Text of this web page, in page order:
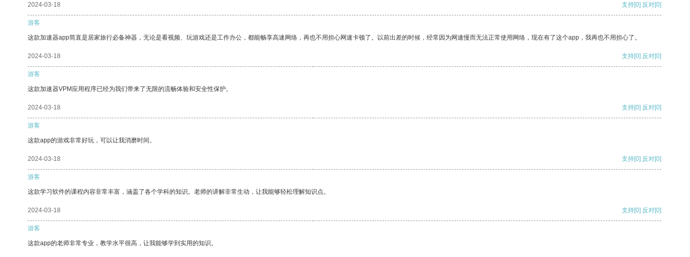
2024-03-18 支持[0] 反对[0]
游客
这款加速器app简直是居家旅行必备神器，无论是看视频、玩游戏还是工作办公，都能畅享高速网络，再也不用担心网速卡顿了。以前出差的时候，经常因为网速慢而无法正常使用网络，现在有了这个app，我再也不用担心了。
2024-03-18 支持[0] 反对[0]
游客
这款加速器VPM应用程序已经为我们带来了无限的流畅体验和安全性保护。
2024-03-18 支持[0] 反对[0]
游客
这款app的游戏非常好玩，可以让我消磨时间。
2024-03-18 支持[0] 反对[0]
游客
这款学习软件的课程内容非常丰富，涵盖了各个学科的知识。老师的讲解非常生动，让我能够轻松理解知识点。
2024-03-18 支持[0] 反对[0]
游客
这款app的老师非常专业，教学水平很高，让我能够学到实用的知识。